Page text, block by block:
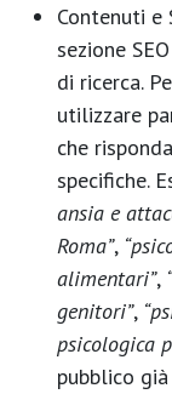
Contenuti e
sezione
di ricerca.
utilizzare
che
specifiche.
ansia e
Roma”,
alimentari”,
genitori”,
psicologica
pubblico